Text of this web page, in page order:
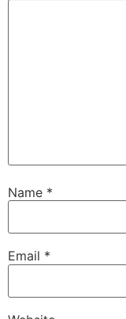
Name *
Email *